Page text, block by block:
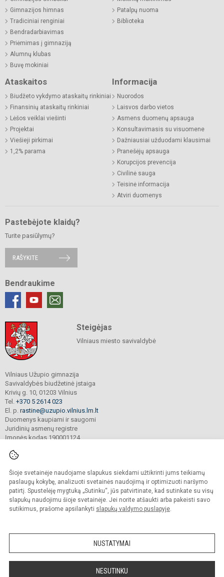
Šioje svetainėje naudojame slapukus siekdami užtikrinti jums teikiamų
paslaugų kokybę, analizuoti svetainės naudojimą ir optimizuoti naršymo
patirtį. Spustelėję mygtuką „Sutinku“, jūs patvirtinate, kad sutinkate su visų
slapukų naudojimu šioje svetainėje. Jei norite atšaukti arba pakeisti savo
sutikimus, prašome apsilankyti slapukų valdymo puslapyje.
NUSTATYMAI
NESUTINKU
Gimnazijos himnas
Tradiciniai renginiai
Bendradarbiavimas
Priėmimas į gimnaziją
Alumnų klubas
Buvę mokiniai
Patalpų nuoma
Biblioteka
Ataskaitos
Biudžeto vykdymo ataskaitų rinkiniai
Finansinių ataskaitų rinkiniai
Lėšos veiklai viešinti
Projektai
Viešieji pirkimai
1,2% parama
Informacija
Nuorodos
Laisvos darbo vietos
Asmens duomenų apsauga
Konsultavimasis su visuomene
Dažniausiai užduodami klausimai
Pranešėjų apsauga
Korupcijos prevencija
Civilinė sauga
Teisinė informacija
Atviri duomenys
Pastebėjote klaidų?
Turite pasiūlymų?
RAŠYKITE
Bendraukime
Steigėjas
Vilniaus miesto savivaldybė
Vilniaus Užupio gimnazija
Savivaldybės biudžetinė įstaiga
Krivių g. 10, 01203 Vilnius
Tel. +370 5 2614 023
El. p. rastine@uzupio.vilnius.lm.lt
Duomenys kaupiami ir saugomi
Juridinių asmenų registre
Įmonės kodas 190001124
© 2025. Vilniaus Užupio gimnazija. Visos teisės saugomos.
Kopijuoti turinį be raštiško įstaigos administracijos sutikimo griežtai draudžiama.
Prieinamumo paraiška Slapukų valdymas
Sumanus būdas atnaujinti